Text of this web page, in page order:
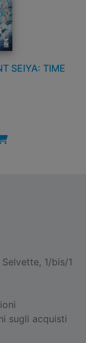
SEIYA: TIME
1/bis/1
sugli acquisti